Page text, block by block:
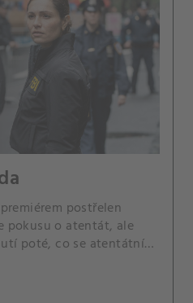
postřelen
pokusu o atentát, ale
poté, co se atentátník